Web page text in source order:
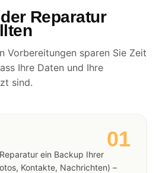
Reparatur
Vorbereitungen sparen Sie Zeit
Ihre Daten und Ihre
sind.
01
ein Backup Ihrer
Kontakte, Nachrichten) –